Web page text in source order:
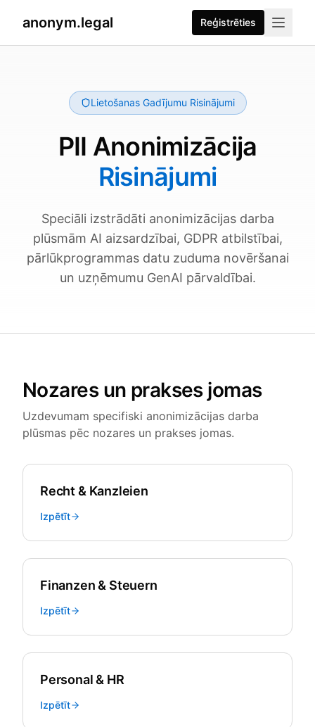
anonym.legal Reģistrēties
Lietošanas Gadījumu Risinājumi
PII Anonimizācija
Risinājumi
Speciāli izstrādāti anonimizācijas darba
plūsmām AI aizsardzībai, GDPR atbilstībai,
pārlūkprogrammas datu zuduma novēršanai
un uzņēmumu GenAI pārvaldībai.
Nozares un prakses jomas
Uzdevumam specifiski anonimizācijas darba
plūsmas pēc nozares un prakses jomas.
Recht & Kanzleien
Izpētīt
Finanzen & Steuern
Izpētīt
Personal & HR
Izpētīt